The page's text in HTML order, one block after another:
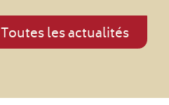
Toutes les actualités